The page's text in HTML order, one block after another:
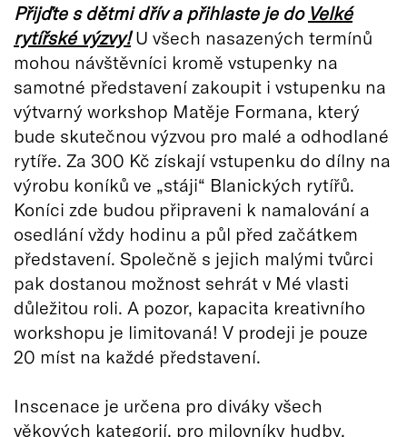
Přijďte s dětmi dřív a přihlaste je do Velké
rytířské výzvy!U všech nasazených termínů
mohou návštěvníci kromě vstupenky na
samotné představení zakoupit i vstupenku na
výtvarný workshop Matěje Formana, který
bude skutečnou výzvou pro malé a odhodlané
rytíře. Za 300 Kč získají vstupenku do dílny na
výrobu koníků ve „stáji“ Blanických rytířů.
Koníci zde budou připraveni k namalování a
osedlání vždy hodinu a půl před začátkem
představení. Společně s jejich malými tvůrci
pak dostanou možnost sehrát v Mé vlasti
důležitou roli. A pozor, kapacita kreativního
workshopu je limitovaná! V prodeji je pouze
20 míst na každé představení.
Inscenace je určena pro diváky všech
věkových kategorií, pro milovníky hudby,